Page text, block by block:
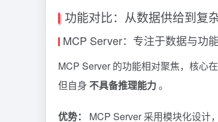
功能对比：从数据供给到复
MCP Server：专注于数据与功
MCP Server 的功能相对聚焦，核心
但自身 不具备推理能力。
优势：
MCP Server 采用模块化设计